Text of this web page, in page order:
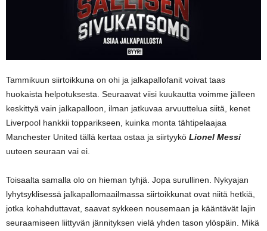
Tammikuun siirtoikkuna on ohi ja jalkapallofanit voivat taas
huokaista helpotuksesta. Seuraavat viisi kuukautta voimme jälleen
keskittyä vain jalkapalloon, ilman jatkuvaa arvuuttelua siitä, kenet
Liverpool hankkii topparikseen, kuinka monta tähtipelaajaa
Manchester United tällä kertaa ostaa ja siirtyykö Lionel Messi
uuteen seuraan vai ei.
Toisaalta samalla olo on hieman tyhjä. Jopa surullinen. Nykyajan
lyhytsyklisessä jalkapallomaailmassa siirtoikkunat ovat niitä hetkiä,
jotka kohahduttavat, saavat sykkeen nousemaan ja kääntävät lajin
seuraamiseen liittyvän jännityksen vielä yhden tason ylöspäin. Mikä